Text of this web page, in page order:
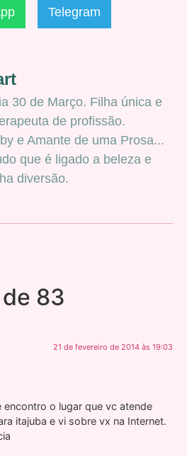
Telegram
30 de Março. Filha única e
de profissão.
e Amante de uma Prosa...
que é ligado a beleza e
diversão.
83
21 de fevereiro de 2014 às 19:03
encontro o lugar que vc atende
itajuba e vi sobre vx na Internet.